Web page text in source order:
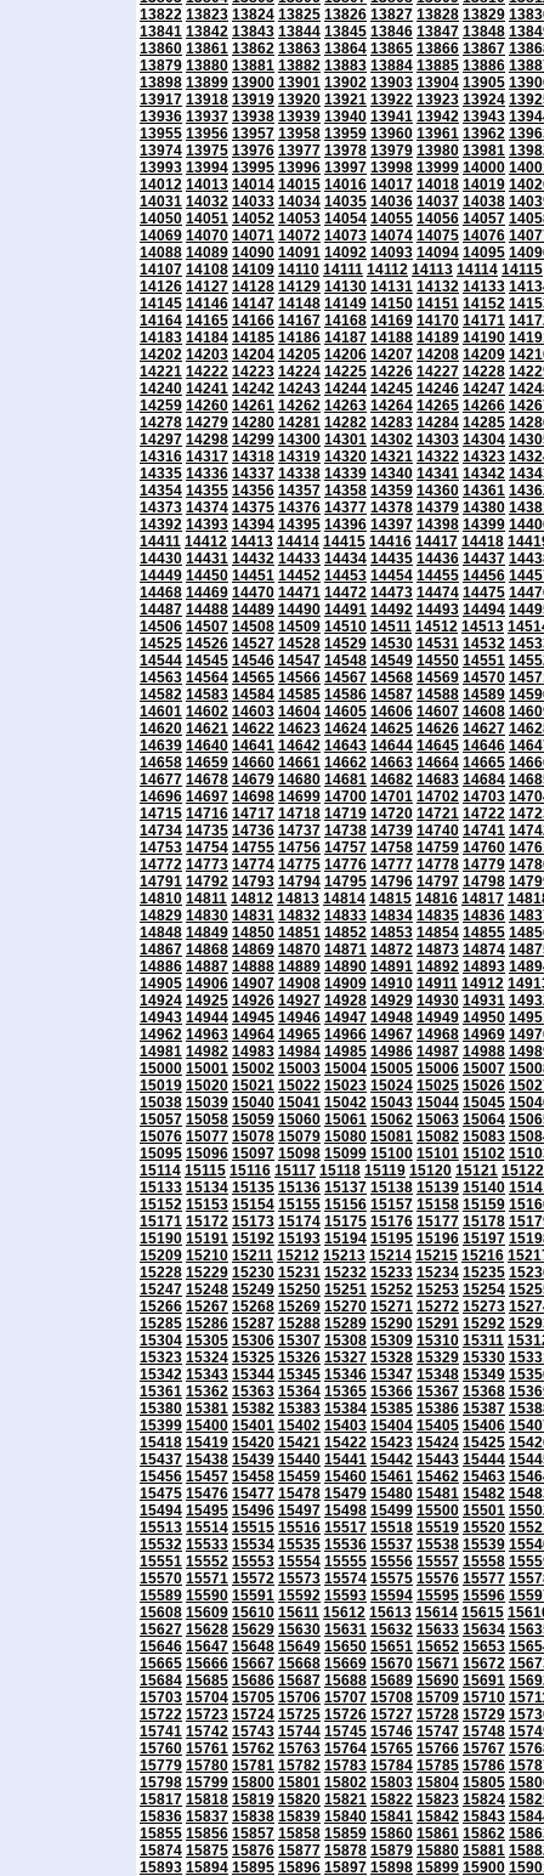
13822 13823 13824 13825 13826 13827 13828 13829
13841 13842 13843 13844 13845 13846 13847 13848
13860 13861 13862 13863 13864 13865 13866 13867
13879 13880 13881 13882 13883 13884 13885 13886
13898 13899 13900 13901 13902 13903 13904 13905
13917 13918 13919 13920 13921 13922 13923 13924
13936 13937 13938 13939 13940 13941 13942 13943
13955 13956 13957 13958 13959 13960 13961 13962
13974 13975 13976 13977 13978 13979 13980 13981
13993 13994 13995 13996 13997 13998 13999 14000
14012 14013 14014 14015 14016 14017 14018 14019
14031 14032 14033 14034 14035 14036 14037 14038
14050 14051 14052 14053 14054 14055 14056 14057
14069 14070 14071 14072 14073 14074 14075 14076
14088 14089 14090 14091 14092 14093 14094 14095
14107 14108 14109 14110 14111 14112 14113 14114 14115
14126 14127 14128 14129 14130 14131 14132 14133
14145 14146 14147 14148 14149 14150 14151 14152
14164 14165 14166 14167 14168 14169 14170 14171
14183 14184 14185 14186 14187 14188 14189 14190
14202 14203 14204 14205 14206 14207 14208 14209
14221 14222 14223 14224 14225 14226 14227 14228
14240 14241 14242 14243 14244 14245 14246 14247
14259 14260 14261 14262 14263 14264 14265 14266
14278 14279 14280 14281 14282 14283 14284 14285
14297 14298 14299 14300 14301 14302 14303 14304
14316 14317 14318 14319 14320 14321 14322 14323
14335 14336 14337 14338 14339 14340 14341 14342
14354 14355 14356 14357 14358 14359 14360 14361
14373 14374 14375 14376 14377 14378 14379 14380
14392 14393 14394 14395 14396 14397 14398 14399
14411 14412 14413 14414 14415 14416 14417 14418
14430 14431 14432 14433 14434 14435 14436 14437
14449 14450 14451 14452 14453 14454 14455 14456
14468 14469 14470 14471 14472 14473 14474 14475
14487 14488 14489 14490 14491 14492 14493 14494
14506 14507 14508 14509 14510 14511 14512 14513
14525 14526 14527 14528 14529 14530 14531 14532
14544 14545 14546 14547 14548 14549 14550 14551
14563 14564 14565 14566 14567 14568 14569 14570
14582 14583 14584 14585 14586 14587 14588 14589
14601 14602 14603 14604 14605 14606 14607 14608
14620 14621 14622 14623 14624 14625 14626 14627
14639 14640 14641 14642 14643 14644 14645 14646
14658 14659 14660 14661 14662 14663 14664 14665
14677 14678 14679 14680 14681 14682 14683 14684
14696 14697 14698 14699 14700 14701 14702 14703
14715 14716 14717 14718 14719 14720 14721 14722
14734 14735 14736 14737 14738 14739 14740 14741
14753 14754 14755 14756 14757 14758 14759 14760
14772 14773 14774 14775 14776 14777 14778 14779
14791 14792 14793 14794 14795 14796 14797 14798
14810 14811 14812 14813 14814 14815 14816 14817
14829 14830 14831 14832 14833 14834 14835 14836
14848 14849 14850 14851 14852 14853 14854 14855
14867 14868 14869 14870 14871 14872 14873 14874
14886 14887 14888 14889 14890 14891 14892 14893
14905 14906 14907 14908 14909 14910 14911 14912
14924 14925 14926 14927 14928 14929 14930 14931
14943 14944 14945 14946 14947 14948 14949 14950
14962 14963 14964 14965 14966 14967 14968 14969
14981 14982 14983 14984 14985 14986 14987 14988
15000 15001 15002 15003 15004 15005 15006 15007
15019 15020 15021 15022 15023 15024 15025 15026
15038 15039 15040 15041 15042 15043 15044 15045
15057 15058 15059 15060 15061 15062 15063 15064
15076 15077 15078 15079 15080 15081 15082 15083
15095 15096 15097 15098 15099 15100 15101 15102
15114 15115 15116 15117 15118 15119 15120 15121 15122
15133 15134 15135 15136 15137 15138 15139 15140
15152 15153 15154 15155 15156 15157 15158 15159
15171 15172 15173 15174 15175 15176 15177 15178
15190 15191 15192 15193 15194 15195 15196 15197
15209 15210 15211 15212 15213 15214 15215 15216
15228 15229 15230 15231 15232 15233 15234 15235
15247 15248 15249 15250 15251 15252 15253 15254
15266 15267 15268 15269 15270 15271 15272 15273
15285 15286 15287 15288 15289 15290 15291 15292
15304 15305 15306 15307 15308 15309 15310 15311
15323 15324 15325 15326 15327 15328 15329 15330
15342 15343 15344 15345 15346 15347 15348 15349
15361 15362 15363 15364 15365 15366 15367 15368
15380 15381 15382 15383 15384 15385 15386 15387
15399 15400 15401 15402 15403 15404 15405 15406
15418 15419 15420 15421 15422 15423 15424 15425
15437 15438 15439 15440 15441 15442 15443 15444
15456 15457 15458 15459 15460 15461 15462 15463
15475 15476 15477 15478 15479 15480 15481 15482
15494 15495 15496 15497 15498 15499 15500 15501
15513 15514 15515 15516 15517 15518 15519 15520
15532 15533 15534 15535 15536 15537 15538 15539
15551 15552 15553 15554 15555 15556 15557 15558
15570 15571 15572 15573 15574 15575 15576 15577
15589 15590 15591 15592 15593 15594 15595 15596
15608 15609 15610 15611 15612 15613 15614 15615
15627 15628 15629 15630 15631 15632 15633 15634
15646 15647 15648 15649 15650 15651 15652 15653
15665 15666 15667 15668 15669 15670 15671 15672
15684 15685 15686 15687 15688 15689 15690 15691
15703 15704 15705 15706 15707 15708 15709 15710
15722 15723 15724 15725 15726 15727 15728 15729
15741 15742 15743 15744 15745 15746 15747 15748
15760 15761 15762 15763 15764 15765 15766 15767
15779 15780 15781 15782 15783 15784 15785 15786
15798 15799 15800 15801 15802 15803 15804 15805
15817 15818 15819 15820 15821 15822 15823 15824
15836 15837 15838 15839 15840 15841 15842 15843
15855 15856 15857 15858 15859 15860 15861 15862
15874 15875 15876 15877 15878 15879 15880 15881
15893 15894 15895 15896 15897 15898 15899 15900